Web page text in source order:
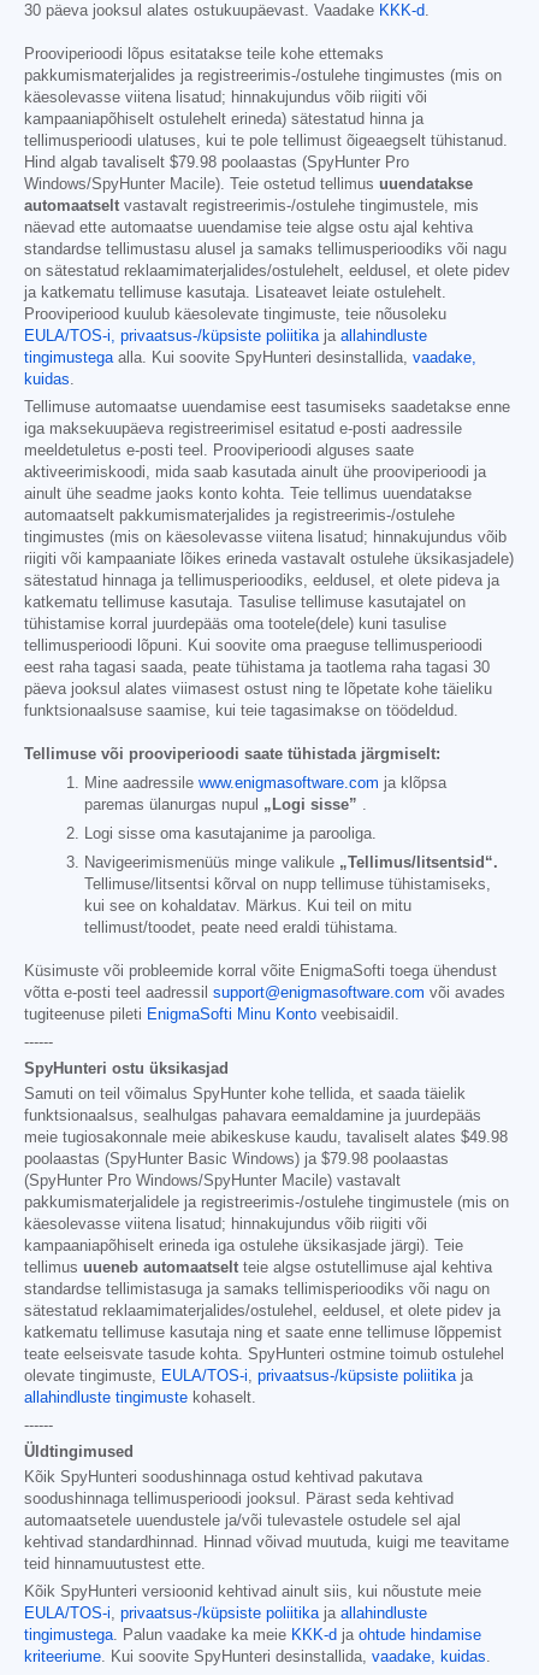
30 päeva jooksul alates ostukuupäevast. Vaadake KKK-d
Prooviperioodi lõpus esitatakse teile kohe ettemaks
pakkumismaterjalides ja registreerimis-/ostulehe tingimustes (mis on
käesolevasse viitena lisatud; hinnakujundus võib riigiti või
kampaaniapõhiselt ostulehelt erineda) sätestatud hinna ja
tellimusperioodi ulatuses, kui te pole tellimust õigeaegselt tühistanud.
Hind algab tavaliselt $79.98 poolaastas (SpyHunter Pro
Windows/SpyHunter Macile). Teie ostetud tellimus uuendatakse
automaatselt vastavalt registreerimis-/ostulehe tingimustele, mis
näevad ette automaatse uuendamise teie algse ostu ajal kehtiva
standardse tellimustasu alusel ja samaks tellimusperioodiks või nagu
on sätestatud reklaamimaterjalides/ostulehelt, eeldusel, et olete pidev
ja katkematu tellimuse kasutaja. Lisateavet leiate ostulehelt.
Prooviperiood kuulub käesolevate tingimuste, teie nõusoleku
EULA/TOS-i,
privaatsus-/küpsiste poliitika ja allahindluste
tingimustega alla. Kui soovite SpyHunteri desinstallida, vaadake,
kuidas
Tellimuse automaatse uuendamise eest tasumiseks saadetakse enne
iga maksekuupäeva registreerimisel esitatud e-posti aadressile
meeldetuletus e-posti teel. Prooviperioodi alguses saate
aktiveerimiskoodi, mida saab kasutada ainult ühe prooviperioodi ja
ainult ühe seadme jaoks konto kohta. Teie tellimus uuendatakse
automaatselt pakkumismaterjalides ja registreerimis-/ostulehe
tingimustes (mis on käesolevasse viitena lisatud; hinnakujundus võib
riigiti või kampaaniate lõikes erineda vastavalt ostulehe üksikasjadele)
sätestatud hinnaga ja tellimusperioodiks, eeldusel, et olete pideva ja
katkematu tellimuse kasutaja. Tasulise tellimuse kasutajatel on
tühistamise korral juurdepääs oma tootele(dele) kuni tasulise
tellimusperioodi lõpuni. Kui soovite oma praeguse tellimusperioodi
eest raha tagasi saada, peate tühistama ja taotlema raha tagasi 30
päeva jooksul alates viimasest ostust ning te lõpetate kohe täieliku
funktsionaalsuse saamise, kui teie tagasimakse on töödeldud.
Tellimuse või prooviperioodi saate tühistada järgmiselt:
Mine aadressile www.enigmasoftware.com ja klõpsa
paremas ülanurgas nupul „Logi sisse” .
Logi sisse oma kasutajanime ja parooliga.
Navigeerimismenüüs minge valikule „Tellimus/litsentsid“.
Tellimuse/litsentsi kõrval on nupp tellimuse tühistamiseks,
kui see on kohaldatav. Märkus. Kui teil on mitu
tellimust/toodet, peate need eraldi tühistama.
Küsimuste või probleemide korral võite EnigmaSofti toega ühendust
võtta e-posti teel aadressil support@enigmasoftware.com või avades
tugiteenuse pileti EnigmaSofti Minu Konto veebisaidil.
------
SpyHunteri ostu üksikasjad
Samuti on teil võimalus SpyHunter kohe tellida, et saada täielik
funktsionaalsus, sealhulgas pahavara eemaldamine ja juurdepääs
meie tugiosakonnale meie abikeskuse kaudu, tavaliselt alates $49.98
poolaastas (SpyHunter Basic Windows) ja $79.98 poolaastas
(SpyHunter Pro Windows/SpyHunter Macile) vastavalt
pakkumismaterjalidele ja registreerimis-/ostulehe tingimustele (mis on
käesolevasse viitena lisatud; hinnakujundus võib riigiti või
kampaaniapõhiselt erineda iga ostulehe üksikasjade järgi). Teie
tellimus uueneb automaatselt teie algse ostutellimuse ajal kehtiva
standardse tellimistasuga ja samaks tellimisperioodiks või nagu on
sätestatud reklaamimaterjalides/ostulehel, eeldusel, et olete pidev ja
katkematu tellimuse kasutaja ning et saate enne tellimuse lõppemist
teate eelseisvate tasude kohta. SpyHunteri ostmine toimub ostulehel
olevate tingimuste, EULA/TOS-i, privaatsus-/küpsiste poliitikaja
allahindluste tingimuste kohaselt.
------
Üldtingimused
Kõik SpyHunteri soodushinnaga ostud kehtivad pakutava
soodushinnaga tellimusperioodi jooksul. Pärast seda kehtivad
automaatsetele uuendustele ja/või tulevastele ostudele sel ajal
kehtivad standardhinnad. Hinnad võivad muutuda, kuigi me teavitame
teid hinnamuutustest ette.
Kõik SpyHunteri versioonid kehtivad ainult siis, kui nõustute meie
EULA/TOS-i, privaatsus-/küpsiste poliitikaja allahindluste
tingimustega. Palun vaadake ka meie KKK-d ja ohtude hindamise
kriteeriume. Kui soovite SpyHunteri desinstallida, vaadake, kuidas.